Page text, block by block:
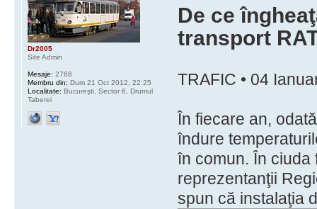
De ce
transport
TRAFIC • 04
În fiecare an,
îndure
în comun. În ciuda
reprezentanţii
spun că instalaţia
Dr2005
Site Admin
Mesaje: 2768
Membru din: Dum 21 Oct 2012, 22:25
Localitate: Bucureşti, Sector 6, Drumul
Taberei